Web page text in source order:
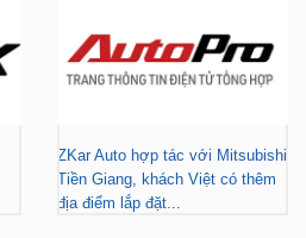
ZKar Auto hợp tác với Mitsubishi
Tiền Giang, khách Việt có thêm
địa điểm lắp đặt...